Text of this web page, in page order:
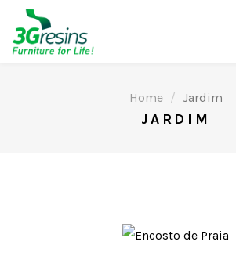
Home Jardim
JARDIM